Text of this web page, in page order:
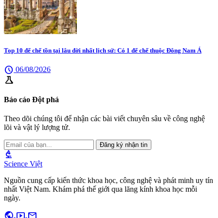
Top 10 đế chế tồn tại lâu đời nhất lịch sử: Có 1 đế chế thuộc Đông Nam Á
schedule 06/08/2026
science
Báo cáo Đột phá
Theo dõi chúng tôi để nhận các bài viết chuyên sâu về công nghệ
lõi và vật lý lượng tử.
Đăng ký nhận tin
biotech
Science Việt
Nguồn cung cấp kiến thức khoa học, công nghệ và phát minh uy tín
nhất Việt Nam. Khám phá thế giới qua lăng kính khoa học mỗi
ngày.
public smart_display mail